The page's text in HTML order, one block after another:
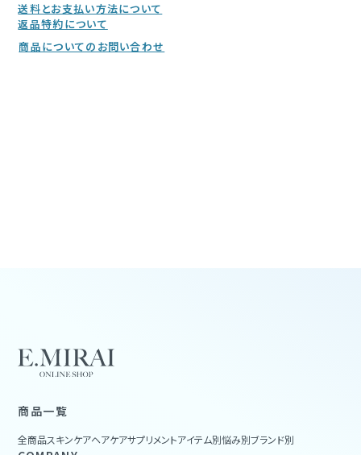
送料とお支払い方法について
返品特約について
商品についてのお問い合わせ
商品一覧
全商品スキンケアヘアケアサプリメントアイテム別悩み別ブランド別